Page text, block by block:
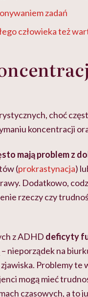
zadań
człowieka też
choć
koncentracji
mają problem z
(prokrastynacja)
Dodatkowo,
rzeczy czy
z ADHD deficyty
– nieporządek na
Problemy te
mogą mieć
czasowych, a to